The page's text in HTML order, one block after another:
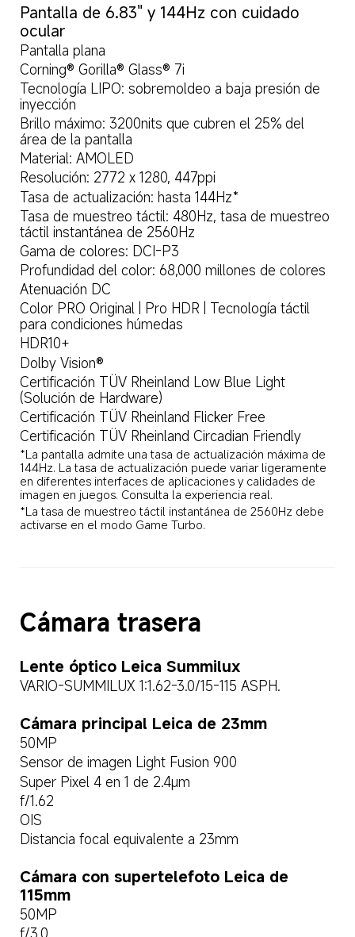
Pantalla de 6.83" y 144Hz con cuidado
ocular
Pantalla plana
Corning® Gorilla® Glass® 7i
Tecnología LIPO: sobremoldeo a baja presión de
inyección
Brillo máximo: 3200nits que cubren el 25% del
área de la pantalla
Material: AMOLED
Resolución: 2772 x 1280, 447ppi
Tasa de actualización: hasta 144Hz*
Tasa de muestreo táctil: 480Hz, tasa de muestreo
táctil instantánea de 2560Hz
Gama de colores: DCI-P3
Profundidad del color: 68,000 millones de colores
Atenuación DC
Color PRO Original | Pro HDR | Tecnología táctil
para condiciones húmedas
HDR10+
Dolby Vision®
Certificación TÜV Rheinland Low Blue Light
(Solución de Hardware)
Certificación TÜV Rheinland Flicker Free
Certificación TÜV Rheinland Circadian Friendly
*La pantalla admite una tasa de actualización máxima de
144Hz. La tasa de actualización puede variar ligeramente
en diferentes interfaces de aplicaciones y calidades de
imagen en juegos. Consulta la experiencia real.
*La tasa de muestreo táctil instantánea de 2560Hz debe
activarse en el modo Game Turbo.
Cámara trasera
Lente óptico Leica Summilux
VARIO-SUMMILUX 1:1.62-3.0/15-115 ASPH.
Cámara principal Leica de 23mm
50MP
Sensor de imagen Light Fusion 900
Super Pixel 4 en 1 de 2.4μm
f/1.62
OIS
Distancia focal equivalente a 23mm
Cámara con supertelefoto Leica de
115mm
50MP